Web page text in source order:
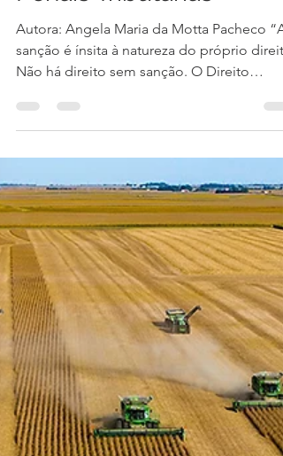
Penais Tributárias
Autora: Angela Maria da Motta Pacheco “A
sanção é ínsita à natureza do próprio
Não há direito sem sanção. O Direito